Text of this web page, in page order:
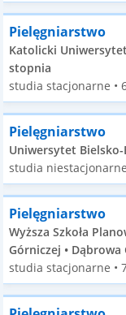
Pielęgniarstwo
Katolicki Uniwersytet
stopnia
studia stacjonarne •
Pielęgniarstwo
Uniwersytet Bielsko-
studia
Pielęgniarstwo
Wyższa Szkoła
Górniczej •
studia stacjonarne •